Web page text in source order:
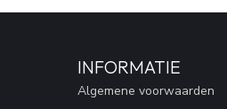
INFORMATIE
Algemene voorwaarden